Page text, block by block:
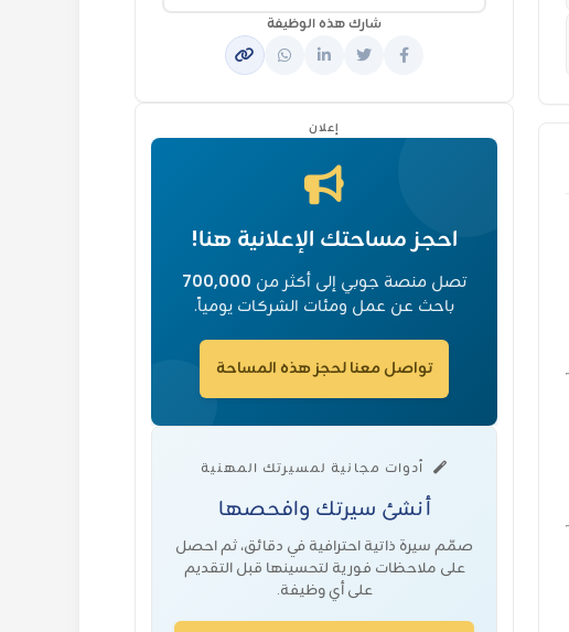
شارك هذه الوظيفة
إعلان
احجز مساحتك الإعلانية هنا!
تصل منصة جوبي إلى أكثر من 700,000
باحث عن عمل ومئات الشركات يومياً.
تواصل معنا لحجز هذه المساحة
أدوات مجانية لمسيرتك المهنية
أنشئ سيرتك وافحصها
صمّم سيرة ذاتية احترافية في دقائق، ثم احصل
على ملاحظات فورية لتحسينها قبل التقديم
على أي وظيفة.